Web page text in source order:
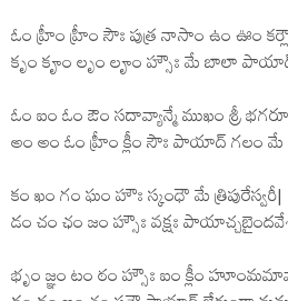
ఓం హ్రీం హ్రీం సౌః పుత్ర నాసాం ఉం ఊం
కృం కౄం లృం లౄం హ్సౌః మే బాలా పాయాద్
ఓం ఐం ఓం ఔం సదావ్యాన్మే ముఖం శ్రీ
అం అం ఓం హ్రీం క్లీం సౌః పాయాద్ గలం
కం ఖం గం ఘం హౌః స్కంధౌ మే త్రిపురేస్వరీ|
డం చం ఛం జం హ్సౌః వక్షః
భృం జ్ఞం టం ఠం హ్సౌః ఐం క్లీం